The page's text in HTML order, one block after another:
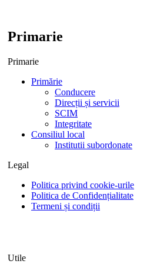
Primarie
Primarie
Primărie
Conducere
Direcții și servicii
SCIM
Integritate
Consiliul local
Institutii subordonate
Legal
Politica privind cookie-urile
Politica de Confidențialitate
Termeni și condiții
Utile